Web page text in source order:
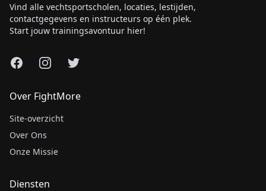
Vind alle vechtsportscholen, locaties, lestijden,
contactgegevens en instructeurs op één plek.
Start jouw trainingsavontuur hier!
FacebookInstagram
X
Over FightMore
Site-overzicht
Over Ons
Onze Missie
Diensten